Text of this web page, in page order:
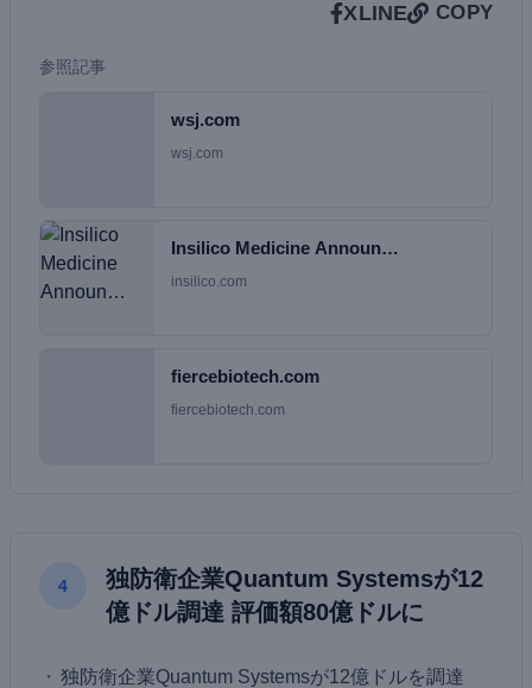
XLINE COPY
参照記事
wsj.com
wsj.com
Insilico Medicine Announ…
insilico.com
fiercebiotech.com
fiercebiotech.com
4
独防衛企業Quantum Systemsが12
億ドル調達 評価額80億ドルに
独防衛企業Quantum Systemsが12億ドルを調達